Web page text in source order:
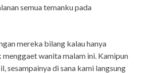
semua temanku pada
mereka bilang kalau hanya
wanita malam ini. Kamipun
sesampainya di sana kami langsung